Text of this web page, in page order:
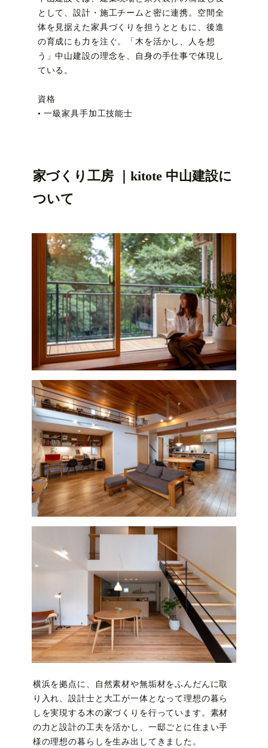
として、設計・施工チームと密に連携。空間全
体を見据えた家具づくりを担うとともに、後進
の育成にも力を注ぐ。「木を活かし、人を想
う」中山建設の理念を、自身の手仕事で体現し
ている。
資格
• 一級家具手加工技能士
家づくり工房 ｜kitote 中山建設に
ついて
横浜を拠点に、自然素材や無垢材をふんだんに取
り入れ、設計士と大工が一体となって理想の暮ら
しを実現する木の家づくりを行っています。素材
の力と設計の工夫を活かし、一邸ごとに住まい手
様の理想の暮らしを生み出してきました。